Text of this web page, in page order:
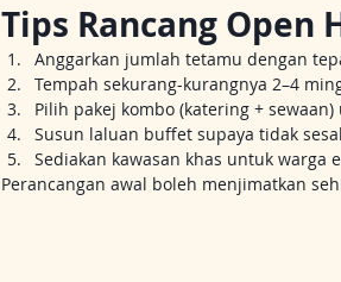
Tips Rancang Open
Anggarkan jumlah tetamu dengan
Tempah sekurang-kurangnya 2–4
Pilih pakej kombo (katering +
Susun laluan buffet supaya tidak
Sediakan kawasan khas untuk warga
Perancangan awal boleh menjimatkan